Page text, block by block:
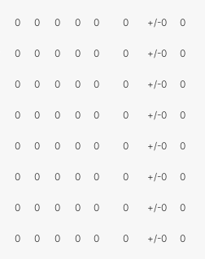
0 0 0 0 0 0 +/-0 0
0 0 0 0 0 0 +/-0 0
0 0 0 0 0 0 +/-0 0
0 0 0 0 0 0 +/-0 0
0 0 0 0 0 0 +/-0 0
0 0 0 0 0 0 +/-0 0
0 0 0 0 0 0 +/-0 0
0 0 0 0 0 0 +/-0 0